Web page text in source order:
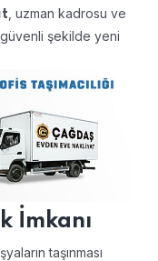
, uzman kadrosu ve
güvenli şekilde yeni
İmkanı
taşınması